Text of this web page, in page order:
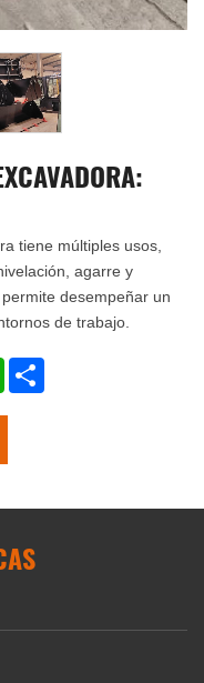
tiene múltiples usos,
agarre y
desempeñar un
de trabajo.
WhatsApp